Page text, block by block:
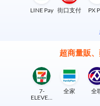
LINE Pay 街口支付 PX
超商量販
7-
ELEVEN
全家 全